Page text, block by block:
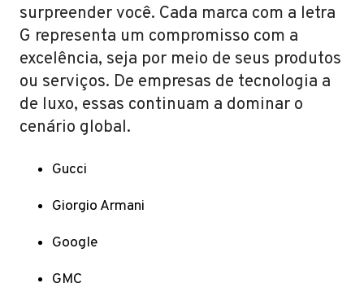
surpreender você. Cada marca com a letra
G representa um compromisso com a
excelência, seja por meio de seus produtos
ou serviços. De empresas de tecnologia a
de luxo, essas continuam a dominar o
cenário global.
Gucci
Giorgio Armani
Google
GMC